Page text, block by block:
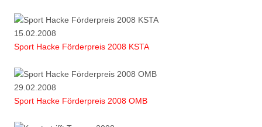
15.02.2008
Sport Hacke Förderpreis 2008 KSTA
29.02.2008
Sport Hacke Förderpreis 2008 OMB